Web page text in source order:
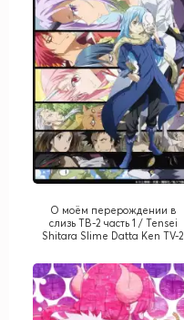
О моём перерождении в
слизь ТВ-2 часть 1 / Tensei
Shitara Slime Datta Ken TV-2